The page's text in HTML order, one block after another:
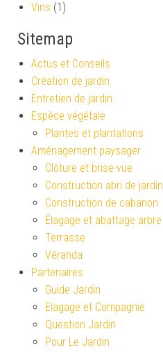
Vins (1)
Sitemap
Actus et Conseils
Création de jardin
Entretien de jardin
Espèce végétale
Plantes et plantations
Aménagement paysager
Clôture et brise-vue
Construction abri de jardin
Construction de cabanon
Élagage et abattage arbre
Terrasse
Véranda
Partenaires
Guide Jardin
Elagage et Compagnie
Question Jardin
Pour Le Jardin